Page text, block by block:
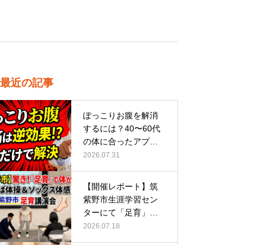
最近の記事
ぽっこりお腹を解消
するには？40〜60代
の体に合ったアプロ
ーチ
2026.07.31
【開催レポート】筑
紫野市生涯学習セン
ターにて「足育」講
演会に登壇し…
2026.07.18